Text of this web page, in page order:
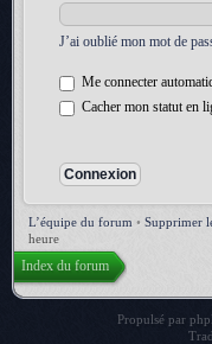
J’ai oublié mon mot de
Me connecter
Cacher mon statut en
L’équipe du forum • Supprimer
heure
Index du forum
Propulsé par